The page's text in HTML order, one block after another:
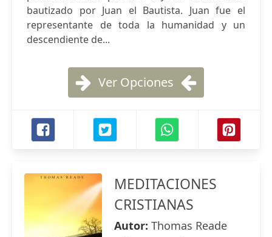
bautizado por Juan el Bautista. Juan fue el
representante de toda la humanidad y un
descendiente de...
Ver Opciones
MEDITACIONES
CRISTIANAS
Autor: Thomas Reade